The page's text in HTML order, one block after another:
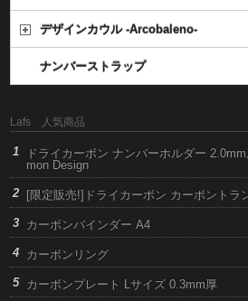
デザインカウル -Arcobaleno-
ナンバーストラップ
Lafs 人気商品
ドライカーボン ナンバーホルダー
mon Design
[限定販売!]ドライカーボン カーボントラ
カーボンバインダー A4
カーボンリング
カーボンプレート Lサイズ 0.3mm厚